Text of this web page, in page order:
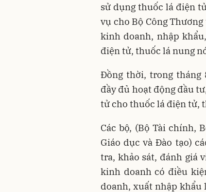
sử dụng thuốc lá điện
vụ cho Bộ Công
kinh doanh, nhập
điện tử, thuốc lá nung
Đồng thời, trong tháng
đầy đủ hoạt động đầu
tử cho thuốc lá điện tử,
Các bộ, (Bộ Tài chính,
Giáo dục và Đào tạo)
tra, khảo sát, đánh giá
kinh doanh có điều
doanh, xuất nhập